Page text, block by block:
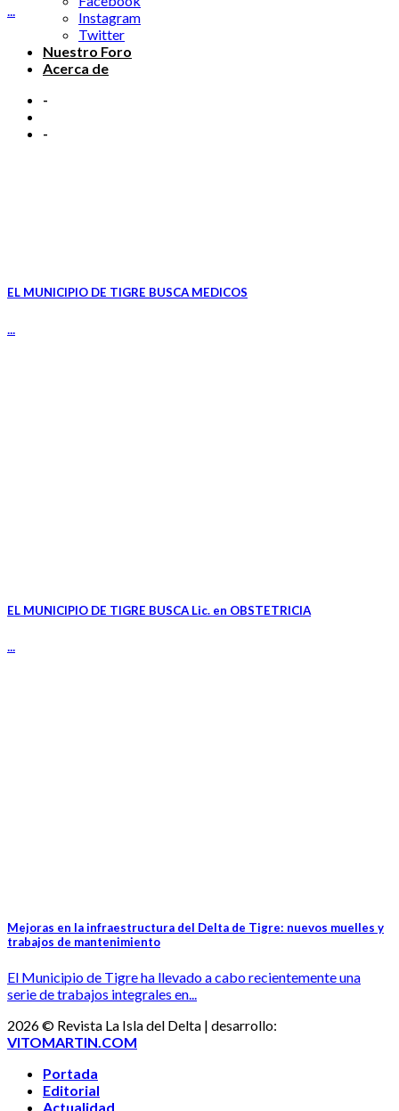
Instagram
Twitter
Nuestro Foro
Acerca de
-
-
...
EL MUNICIPIO DE TIGRE BUSCA MEDICOS
EL MUNICIPIO DE TIGRE BUSCA Lic. en OBSTETRICIA
Mejoras en la infraestructura del Delta de Tigre: nuevos muelles y
trabajos de mantenimiento
El Municipio de Tigre ha llevado a cabo recientemente una
serie de trabajos integrales en...
2026 © Revista La Isla del Delta | desarrollo:
VITOMARTIN.COM
Portada
Editorial
Actualidad